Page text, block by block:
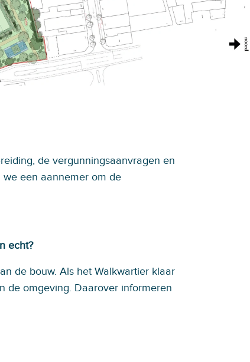
de vergunningsaanvragen en
een aannemer om de
echt?
de bouw. Als het Walkwartier klaar
de omgeving. Daarover informeren